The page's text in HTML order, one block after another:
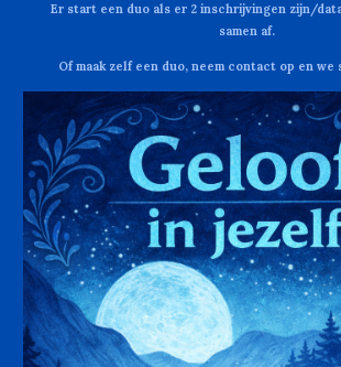
Er start een duo als er 2 inschrijvingen zijn/
samen af.
Of maak zelf een duo, neem contact op en we